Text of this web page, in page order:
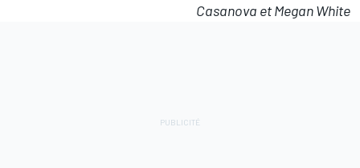
Casanova et Megan White